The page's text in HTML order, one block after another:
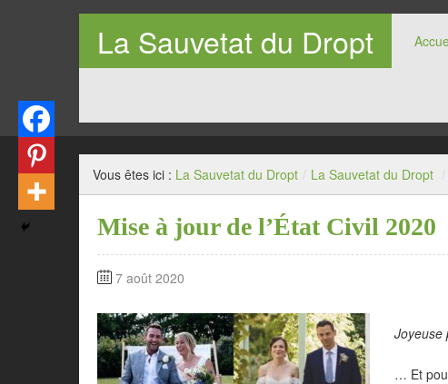
La Sauvetat du Dropt
Vous êtes ici : La Sauvetat du Dropt / La Sauvetat du Dropt /
Mise à jour de l’État Civil 2020
7 août 2020
… Et